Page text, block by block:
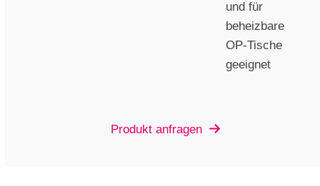
und für
beheizbare
OP-Tische
geeignet
Produkt anfragen